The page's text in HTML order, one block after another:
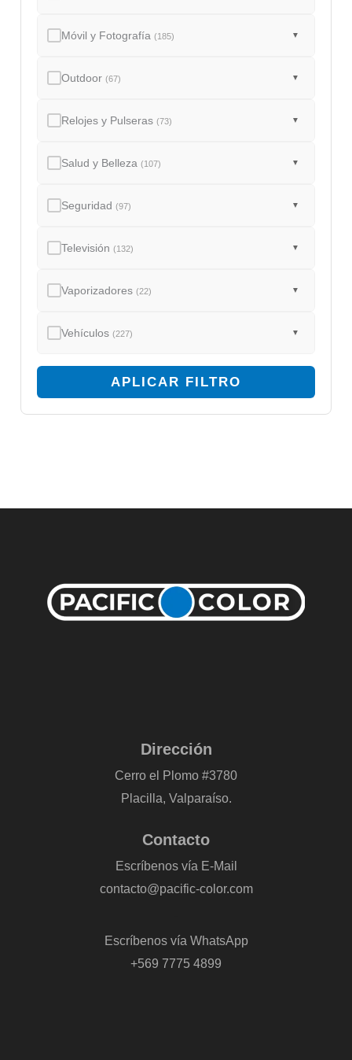
Móvil y Fotografía(185) ▼
Outdoor(67) ▼
Relojes y Pulseras(73) ▼
Salud y Belleza(107) ▼
Seguridad(97) ▼
Televisión(132) ▼
Vaporizadores(22) ▼
Vehículos(227) ▼
APLICAR FILTRO
Dirección
Cerro el Plomo #3780
Placilla, Valparaíso.
Contacto
Escríbenos vía E-Mail
contacto@pacific-color.com
Escríbenos vía WhatsApp
+569 7775 4899